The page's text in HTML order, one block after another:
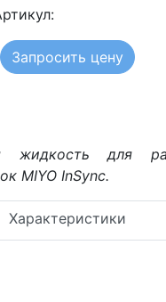
Запросить цену
жидкость для
MIYO InSync.
Характеристики